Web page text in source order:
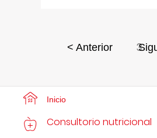
< Anterior 3
Inicio
Consultorio nutricional